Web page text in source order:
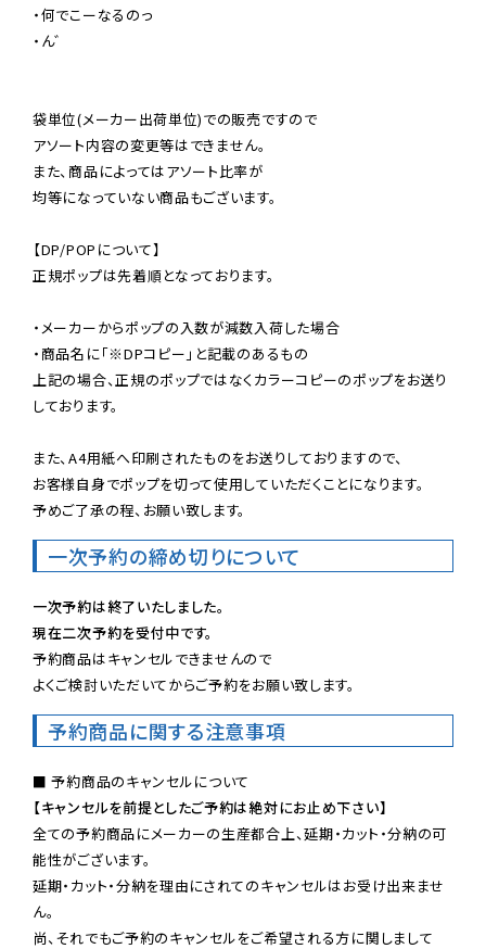
・何でこーなるのっ
・ん゛
袋単位(メーカー出荷単位)での販売ですので
アソート内容の変更等はできません。
また、商品によってはアソート比率が
均等になっていない商品もございます。
【DP/POPについて】
正規ポップは先着順となっております。
・メーカーからポップの入数が減数入荷した場合
・商品名に「※DPコピー」と記載のあるもの
上記の場合、正規のポップではなくカラーコピーのポップをお送り
しております。
また、A4用紙へ印刷されたものをお送りしておりますので、
お客様自身でポップを切って使用していただくことになります。
予めご了承の程、お願い致します。
一次予約の締め切りについて
一次予約は終了いたしました。
現在二次予約を受付中です。
予約商品はキャンセルできませんので
よくご検討いただいてからご予約をお願い致します。
予約商品に関する注意事項
【キャンセルを前提としたご予約は絶対にお止め下さい】
全ての予約商品にメーカーの生産都合上、延期・カット・分納の可
能性がございます。
延期・カット・分納を理由にされてのキャンセルはお受け出来ませ
ん。
尚、それでもご予約のキャンセルをご希望される方に関しまして